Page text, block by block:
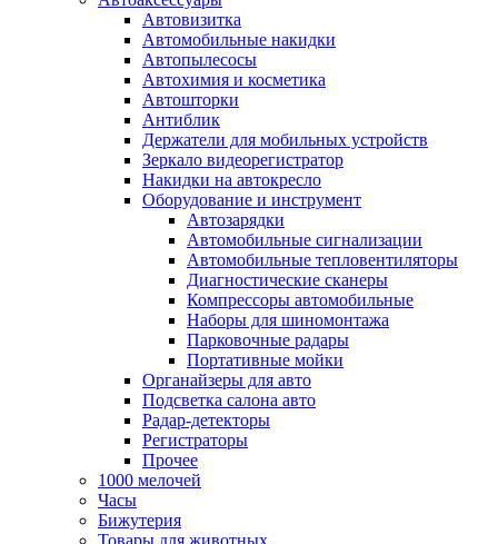
Автовизитка
Автомобильные накидки
Автопылесосы
Автохимия и косметика
Автошторки
Антиблик
Держатели для мобильных устройств
Зеркало видеорегистратор
Накидки на автокресло
Оборудование и инструмент
Автозарядки
Автомобильные сигнализации
Автомобильные тепловентиляторы
Диагностические сканеры
Компрессоры автомобильные
Наборы для шиномонтажа
Парковочные радары
Портативные мойки
Органайзеры для авто
Подсветка салона авто
Радар-детекторы
Регистраторы
Прочее
1000 мелочей
Часы
Бижутерия
Товары для животных